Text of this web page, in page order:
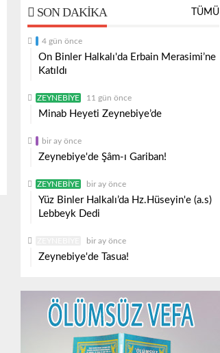
SON DAKIKA TÜMÜ
4 gün önce
On Binler Halkalı'da Erbain Merasimi’ne
Katıldı
ZEYNEBIYE 11 gün önce
Minab Heyeti Zeynebiye’de
bir ay önce
Zeynebiye'de Şâm-ı Gariban!
ZEYNEBIYE bir ay önce
Yüz Binler Halkalı’da Hz.Hüseyin'e (a.s)
Lebbeyk Dedi
bir ay önce
Zeynebiye'de Tasua!